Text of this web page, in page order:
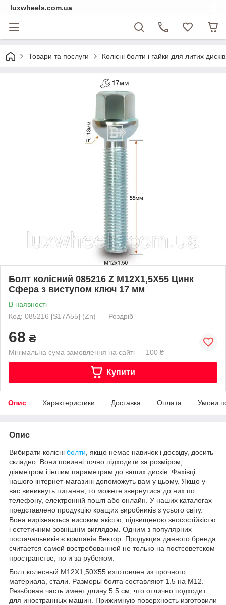
luxwheels.com.ua
Товари та послуги Колісні болти і гайки для литих
Болт колісний 085216 Z M12X1,5X55 Цинк
Сфера з виступом ключ 17 мм
В наявності
Код: 085216 [S17A55] (Zn)
Роздріб
68 ₴
Мінімальна сума замовлення на сайті — 100 ₴
Купити
Опис Характеристики Доставка Оплата Умови
Опис
Вибирати колісні болти , якщо немає навичок і досвіду, досить
складно. Вони повинні точно підходити за розміром,
діаметром і іншим параметрам до ваших дисків. Фахівці
нашого інтернет-магазині допоможуть вам у цьому. Якщо у
вас виникнуть питання, то можете звернутися до них по
телефону, електронній пошті або онлайн. У наших каталогах
представлено продукцію кращих виробників з усього світу.
Вона вирізняється високим якістю, підвищеною зносостійкістю
і естетичним зовнішнім виглядом. Одним з популярних
постачальників є компанія Вектор. Продукция данного бренда
считается самой востребованной не только на постсоветском
пространстве, но и за рубежом.
Болт колесный M12X1,50X55 изготовлен из прочного
материала, стали. Размеры болта составляют 1.5 на М12.
Резьбовая часть имеет длину 5.5 см, что отлично подходит
для иностранных машин. Прижимную поверхность изготовили